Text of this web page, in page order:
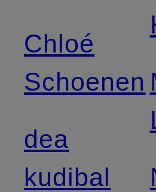
Chloé
Schoenen
dea
kudibal